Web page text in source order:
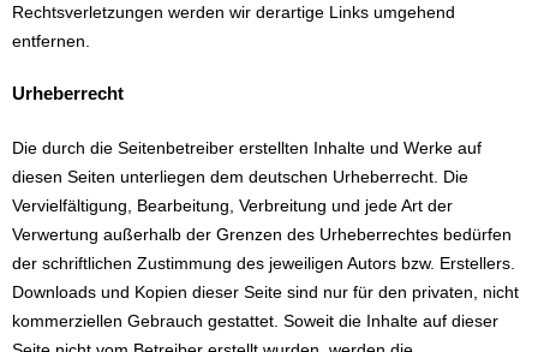
Rechtsverletzungen werden wir derartige Links umgehend
entfernen.
Urheberrecht
Die durch die Seitenbetreiber erstellten Inhalte und Werke auf
diesen Seiten unterliegen dem deutschen Urheberrecht. Die
Vervielfältigung, Bearbeitung, Verbreitung und jede Art der
Verwertung außerhalb der Grenzen des Urheberrechtes bedürfen
der schriftlichen Zustimmung des jeweiligen Autors bzw. Erstellers.
Downloads und Kopien dieser Seite sind nur für den privaten, nicht
kommerziellen Gebrauch gestattet. Soweit die Inhalte auf dieser